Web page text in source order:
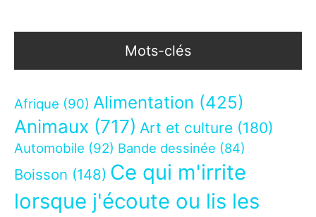
Mots-clés
Afrique (90) Alimentation (425)
Animaux (717) Art et culture (180)
Automobile (92) Bande dessinée (84)
Boisson (148) Ce qui m'irrite
lorsque j'écoute ou lis les